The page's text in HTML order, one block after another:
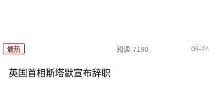
最热 阅读 7190 06-24
英国首相斯塔默宣布辞职